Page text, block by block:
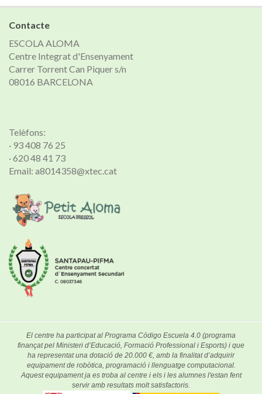
notícies
Contacte
ESCOLA ALOMA
Centre Integrat d'Ensenyament
Carrer Torrent Can Piquer s/n
08016 BARCELONA
Telèfons:
· 93 408 76 25
· 620 48 41 73
Email: a8014358@xtec.cat
El centre ha participat al Programa Código Escuela 4.0 (programa
finançat pel Ministeri d’Educació, Formació Professional i Esports) i que
ha representat una dotació de 20.000 €, amb la finalitat d’adquirir
equipament de robòtica, programació i llenguatge computacional.
Aquest equipament ja es troba al centre i els i les alumnes l'estan fent
servir amb resultats molt satisfactoris.